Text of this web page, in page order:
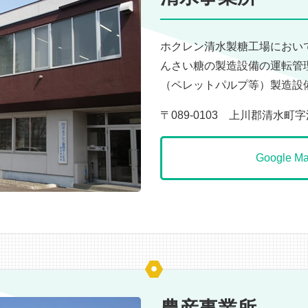
ホクレン清水製糖工場にお
んさい糖の製造設備の運転
（ペレットパルプ等）製造
〒089-0103 上川郡清水町字
Google